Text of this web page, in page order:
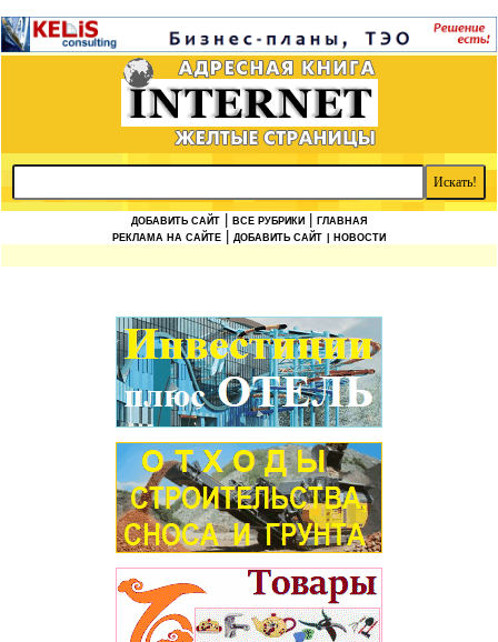
ДОБАВИТЬ САЙТ ВСЕ РУБРИКИ
ГЛАВНАЯ
РЕКЛАМА НА САЙТЕ
ДОБАВИТЬ САЙТ | НОВОСТИ